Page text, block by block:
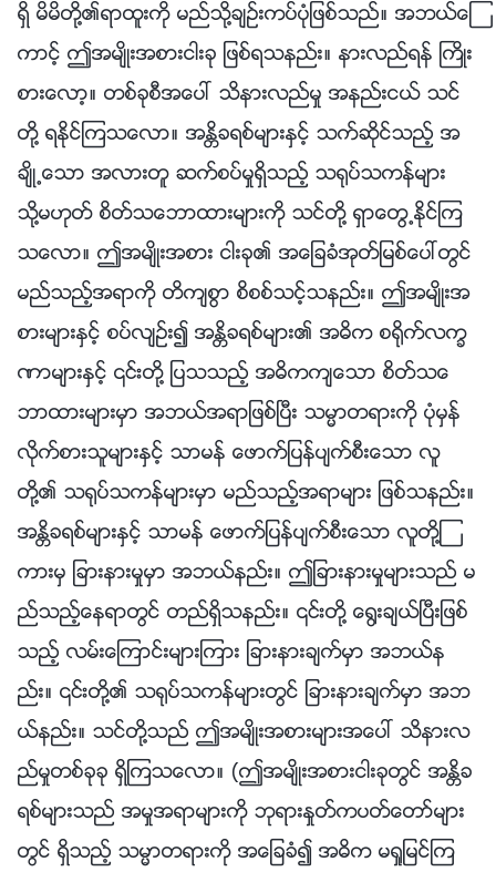
ရွိ မိမိတို႔၏ရာထူးကို မည္သို႔ခ်ဥ္းကပ္ပုံျဖစ္သည္။ အဘယ္ေၾ
ကာင့္ ဤအမ်ိဳးအစားငါးခု ျဖစ္ရသနည္း။ နားလည္ရန္ ႀကိဳး
စားေလာ့။ တစ္ခုစီအေပၚ သိနားလည္မႈ အနည္းငယ္ သင္
တို႔ ရႏိုင္ၾကသေလာ။ အႏၲိခရစ္မ်ားႏွင့္ သက္ဆိုင္သည့္ အ
ခ်ိဳ႕ေသာ အလားတူ ဆက္စပ္မႈရွိသည့္ သ႐ုပ္သကန္မ်ား
သို႔မဟုတ္ စိတ္သေဘာထားမ်ားကို သင္တို႔ ရွာေတြ႕ႏိုင္ၾက
သေလာ။ ဤအမ်ိဳးအစား ငါးခု၏ အေျခခံအုတ္ျမစ္ေပၚတြင္
မည္သည့္အရာကို တိက်စြာ စိစစ္သင့္သနည္း။ ဤအမ်ိဳးအ
စားမ်ားႏွင့္ စပ္လ်ဥ္း၍ အႏၲိခရစ္မ်ား၏ အဓိက စ႐ိုက္လကၡ
ဏာမ်ားႏွင့္ ၎တို႔ ျပသသည့္ အဓိကက်ေသာ စိတ္သေ
ဘာထားမ်ားမွာ အဘယ္အရာျဖစ္ၿပီး သမၼာတရားကို ပုံမွန္
လိုက္စားသူမ်ားႏွင့္ သာမန္ ေဖာက္ျပန္ပ်က္စီးေသာ လူ
တို႔၏ သ႐ုပ္သကန္မ်ားမွာ မည္သည့္အရာမ်ား ျဖစ္သနည္း။
အႏၲိခရစ္မ်ားႏွင့္ သာမန္ ေဖာက္ျပန္ပ်က္စီးေသာ လူတို႔ၾ
ကားမွ ျခားနားမႈမွာ အဘယ္နည္း။ ဤျခားနားမႈမ်ားသည္ မ
ည္သည့္ေနရာတြင္ တည္ရွိသနည္း။ ၎တို႔ ေ႐ြးခ်ယ္ၿပီးျဖစ္
သည့္ လမ္းေၾကာင္းမ်ားၾကား ျခားနားခ်က္မွာ အဘယ္န
ည္း။ ၎တို႔၏ သ႐ုပ္သကန္မ်ားတြင္ ျခားနားခ်က္မွာ အဘ
ယ္နည္း။ သင္တို႔သည္ ဤအမ်ိဳးအစားမ်ားအေပၚ သိနားလ
ည္မႈတစ္ခုခု ရွိၾကသေလာ။ (ဤအမ်ိဳးအစားငါးခုတြင္ အႏၲိခ
ရစ္မ်ားသည္ အမႈအရာမ်ားကို ဘုရားႏႈတ္ကပတ္ေတာ္မ်ား
တြင္ ရွိသည့္ သမၼာတရားကို အေျခခံ၍ အဓိက မရႈျမင္ၾက